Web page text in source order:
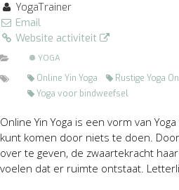
YogaTrainer
Email
Website activiteit
YOGA
Online Yin Yoga
Rustige Yoga
Yoga voor bindweefsel
Online Yin Yoga is een vorm van
kunt komen door niets te doen.
over te geven, de zwaartekracht
voelen dat er ruimte ontstaat.